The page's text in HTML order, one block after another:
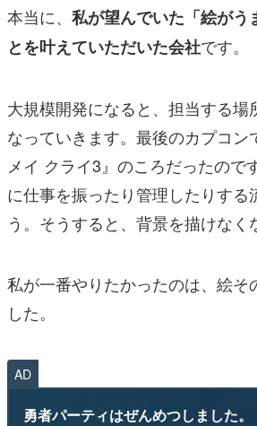
本当に、 私が望んでいた「絵がう
とを叶えていただいた会社です。
大規模開発になると、担当する場
なっていきます。最後のカプコン
メイ クライ3 』のころだったので
に仕事を振ったり管理したりする
う。そうすると、背景を描けなく
私が一番やりたかったのは、絵そ
した。
AD
勇者パーティはぜんめつしました。